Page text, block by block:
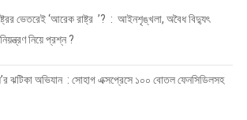
ভেতরেই ‘আরেক রাষ্ট্র ’? : আইনশৃঙ্খলা, অবৈধ বিদ্যুৎ
নিয়ে প্রশ্ন ?
ঝটিকা অভিযান : সোহাগ এক্সপ্রেসে ১০০ বোতল ফেনসিডিলসহ